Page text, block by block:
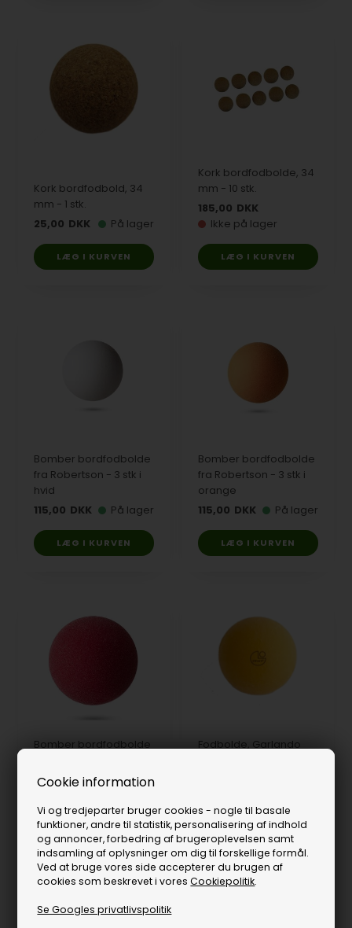
Cookie information
Vi og tredjeparter bruger cookies - nogle til basale
funktioner, andre til statistik, personalisering af indhold
og annoncer, forbedring af brugeroplevelsen samt
indsamling af oplysninger om dig til forskellige formål.
Ved at bruge vores side accepterer du brugen af
cookies som beskrevet i voresCookiepolitik.
Se Googles privatlivspolitik
Kork bordfodbold, 34
mm - 1 stk.
25,00 DKK På lager
Kork bordfodbolde, 34
mm - 10 stk.
185,00 DKK
Ikke på lager
Bomber bordfodbolde
fra Robertson - 3 stk i
hvid
115,00 DKK På lager
Bomber bordfodbolde
fra Robertson - 3 stk i
orange
115,00 DKK På lager
Bomber bordfodbolde
125,00 DKK På lager
Fodbolde, Garlando